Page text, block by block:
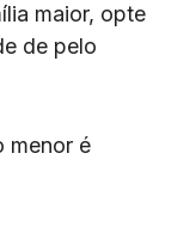
maior, opte
de pelo
menor é